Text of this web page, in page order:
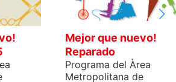
Mejor que nuevo!
Reparado
Programa del Àrea
Metropolitana de